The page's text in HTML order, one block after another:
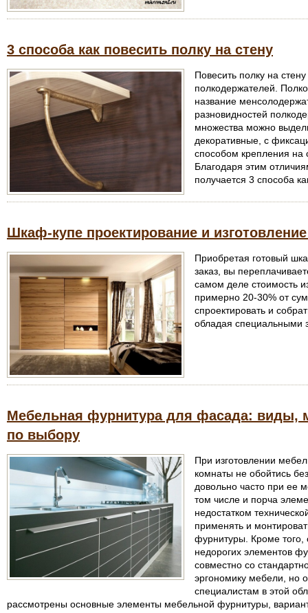
3 способа как повесить полку на стену
Повесить полку на
полкодержателей.
название
разновидностей
множества можно
декоративные, с
способом крепления на
Благодаря этим
получается 3 способа
Шкаф-купе проектирование и
Приобретая готовый
заказ, вы
самом деле стоимость
примерно 20-30% от
спроектировать и
обладая специальными
Мебельная фурнитура для фасада: виды,
по выбору
При изготовлении
комнаты не обойтись
довольно часто при ее
том числе и порча
недостатком
применять и
фурнитуры. Кроме того,
недорогих элементов
совместно со
эргономику мебели, но
специалистам в этой
рассмотрены основные элементы мебельной фурнитуры,